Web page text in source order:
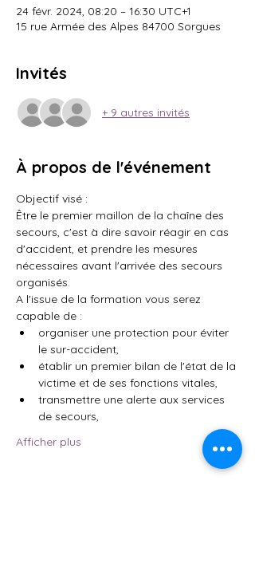
24 févr. 2024, 08:20 – 16:30 UTC+1
15 rue Armée des Alpes 84700 Sorgues
Invités
+ 9 autres invités
À propos de l'événement
Objectif visé :
Être le premier maillon de la chaîne des
secours, c'est à dire savoir réagir en cas
d'accident, et prendre les mesures
nécessaires avant l'arrivée des secours
organisés.
A l'issue de la formation vous serez
capable de :
organiser une protection pour éviter
le sur-accident,
établir un premier bilan de l'état de la
victime et de ses fonctions vitales,
transmettre une alerte aux services
de secours,
Afficher plus